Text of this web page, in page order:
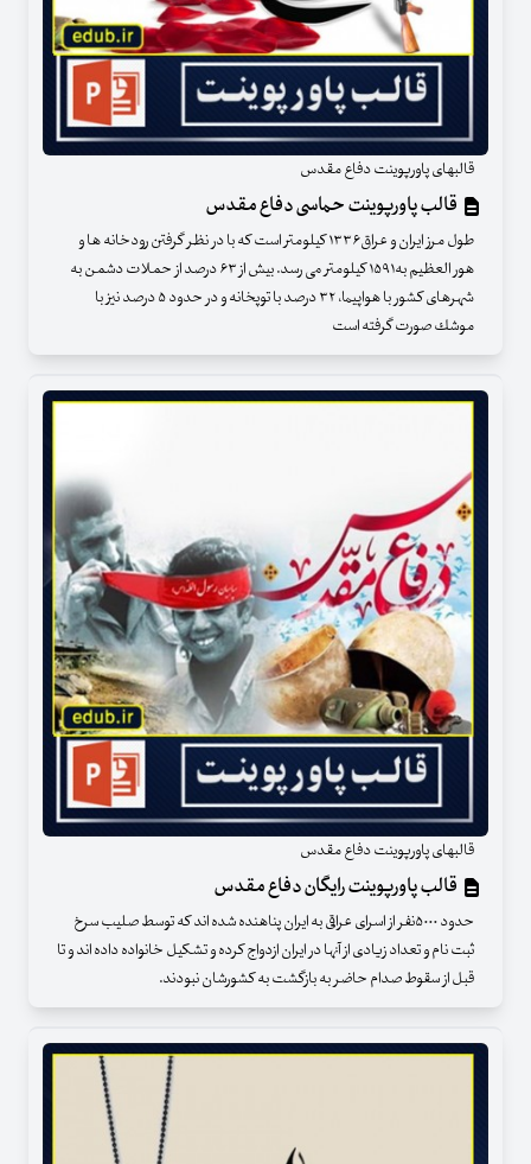
قالبهای پاورپوینت دفاع مقدس
قالب پاورپوینت حماسی دفاع مقدس
طول مرز ایران و عراق۱۳۳۶ کیلومتر است که با در نظر گرفتن رودخانه ها و
هور العظیم به۱۵۹۱ کیلومتر می رسد. بیش از ۶۳ درصد از حملات دشمن به
شهرهای كشور با هواپیما، ۳۲ درصد با توپخانه و در حدود ۵ درصد نیز با
موشك صورت گرفته است
قالبهای پاورپوینت دفاع مقدس
قالب پاورپوینت رایگان دفاع مقدس
حدود ۵۰۰۰نفر از اسرای عراقی به ایران پناهنده شده اند که توسط صلیب سرخ
ثبت نام و تعداد زیادی از آنها در ایران ازدواج کرده و تشکیل خانواده داده اند و تا
قبل از سقوط صدام حاضر به بازگشت به کشورشان نبودند.